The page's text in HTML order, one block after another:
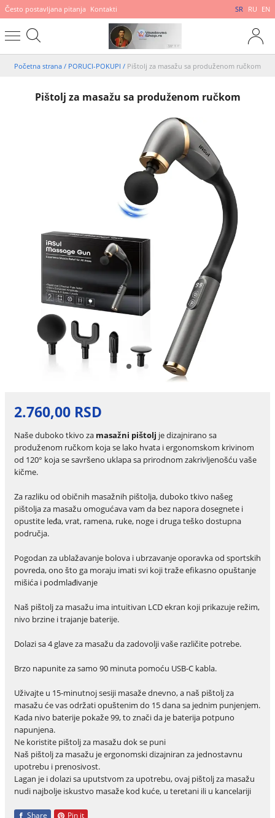
Često postavljana pitanja Kontakti SR RU EN
Početna strana / PORUCI-POKUPI / Pištolj za masažu sa produženom ručkom
Pištolj za masažu sa produženom ručkom
2.760,00 RSD
Naše duboko tkivo za masažni pištolj je dizajnirano sa
produženom ručkom koja se lako hvata i ergonomskom krivinom
od 120° koja se savršeno uklapa sa prirodnom zakrivljenošću vaše
kičme.
Za razliku od običnih masažnih pištolja, duboko tkivo našeg
pištolja za masažu omogućava vam da bez napora dosegnete i
opustite leđa, vrat, ramena, ruke, noge i druga teško dostupna
područja.
Pogodan za ublažavanje bolova i ubrzavanje oporavka od sportskih
povreda, ono što ga moraju imati svi koji traže efikasno opuštanje
mišića i podmlađivanje
Naš pištolj za masažu ima intuitivan LCD ekran koji prikazuje režim,
nivo brzine i trajanje baterije.
Dolazi sa 4 glave za masažu da zadovolji vaše različite potrebe.
Brzo napunite za samo 90 minuta pomoću USB-C kabla.
Uživajte u 15-minutnoj sesiji masaže dnevno, a naš pištolj za
masažu će vas održati opuštenim do 15 dana sa jednim punjenjem.
Kada nivo baterije pokaže 99, to znači da je baterija potpuno
napunjena.
Ne koristite pištolj za masažu dok se puni
Naš pištolj za masažu je ergonomski dizajniran za jednostavnu
upotrebu i prenosivost.
Lagan je i dolazi sa uputstvom za upotrebu, ovaj pištolj za masažu
nudi najbolje iskustvo masaže kod kuće, u teretani ili u kancelariji
Share Pin it